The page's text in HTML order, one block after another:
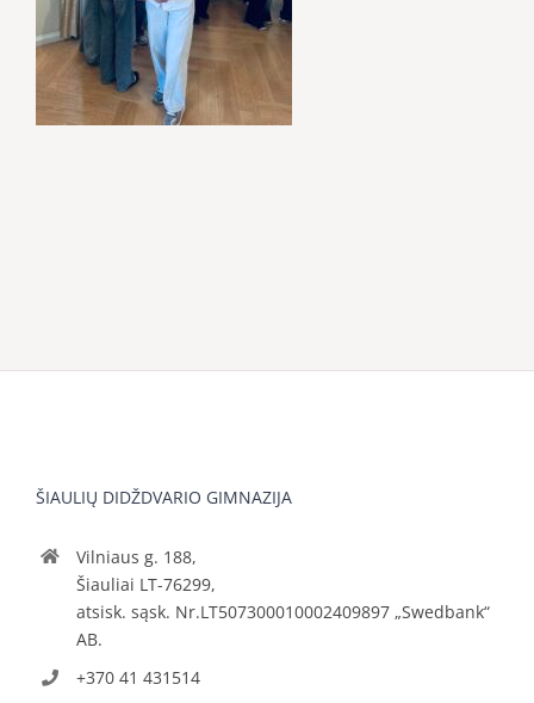
ŠIAULIŲ DIDŽDVARIO GIMNAZIJA
Vilniaus g. 188,
Šiauliai LT-76299,
atsisk. sąsk. Nr.LT507300010002409897 „Swedbank“
AB.
+370 41 431514